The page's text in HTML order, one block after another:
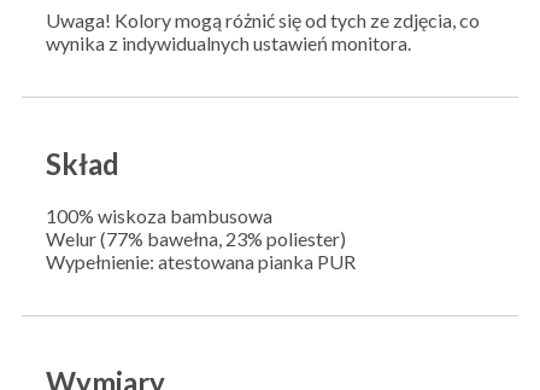
Uwaga! Kolory mogą różnić się od tych ze zdjęcia, co
wynika z indywidualnych ustawień monitora.
Skład
100% wiskoza bambusowa
Welur (77% bawełna, 23% poliester)
Wypełnienie: atestowana pianka PUR
Wymiary